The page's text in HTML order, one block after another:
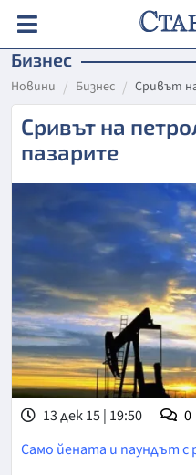
Бизнес
Новини Бизнес Сривът
Сривът на
пазарите
13 дек 15 | 19:50 0
Само йената и паундът с